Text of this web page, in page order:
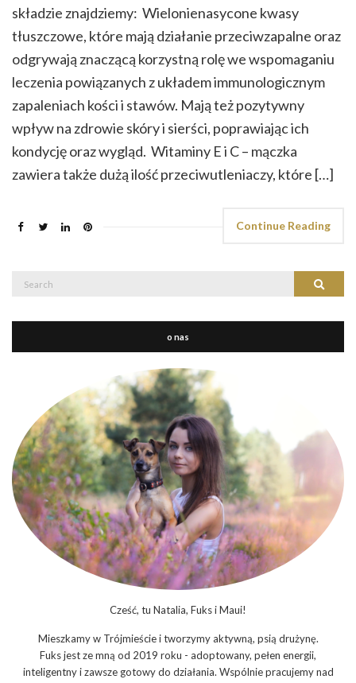
składzie znajdziemy: Wielonienasycone kwasy
tłuszczowe, które mają działanie przeciwzapalne oraz
odgrywają znaczącą korzystną rolę we wspomaganiu
leczenia powiązanych z układem immunologicznym
zapaleniach kości i stawów. Mają też pozytywny
wpływ na zdrowie skóry i sierści, poprawiając ich
kondycję oraz wygląd. Witaminy E i C – mączka
zawiera także dużą ilość przeciwutleniaczy, które […]
Continue Reading
Search
Search
o nas
Cześć, tu Natalia, Fuks i Maui!
Mieszkamy w Trójmieście i tworzymy aktywną, psią drużynę.
Fuks jest ze mną od 2019 roku - adoptowany, pełen energii,
inteligentny i zawsze gotowy do działania. Wspólnie pracujemy nad